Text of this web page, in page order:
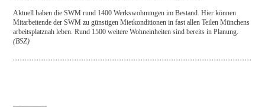
Aktuell haben die SWM rund 1400 Werkswohnungen im Bestand. Hier können
Mitarbeitende der SWM zu günstigen Mietkonditionen in fast allen Teilen Münchens
arbeitsplatznah leben. Rund 1500 weitere Wohneinheiten sind bereits in Planung.
(BSZ)